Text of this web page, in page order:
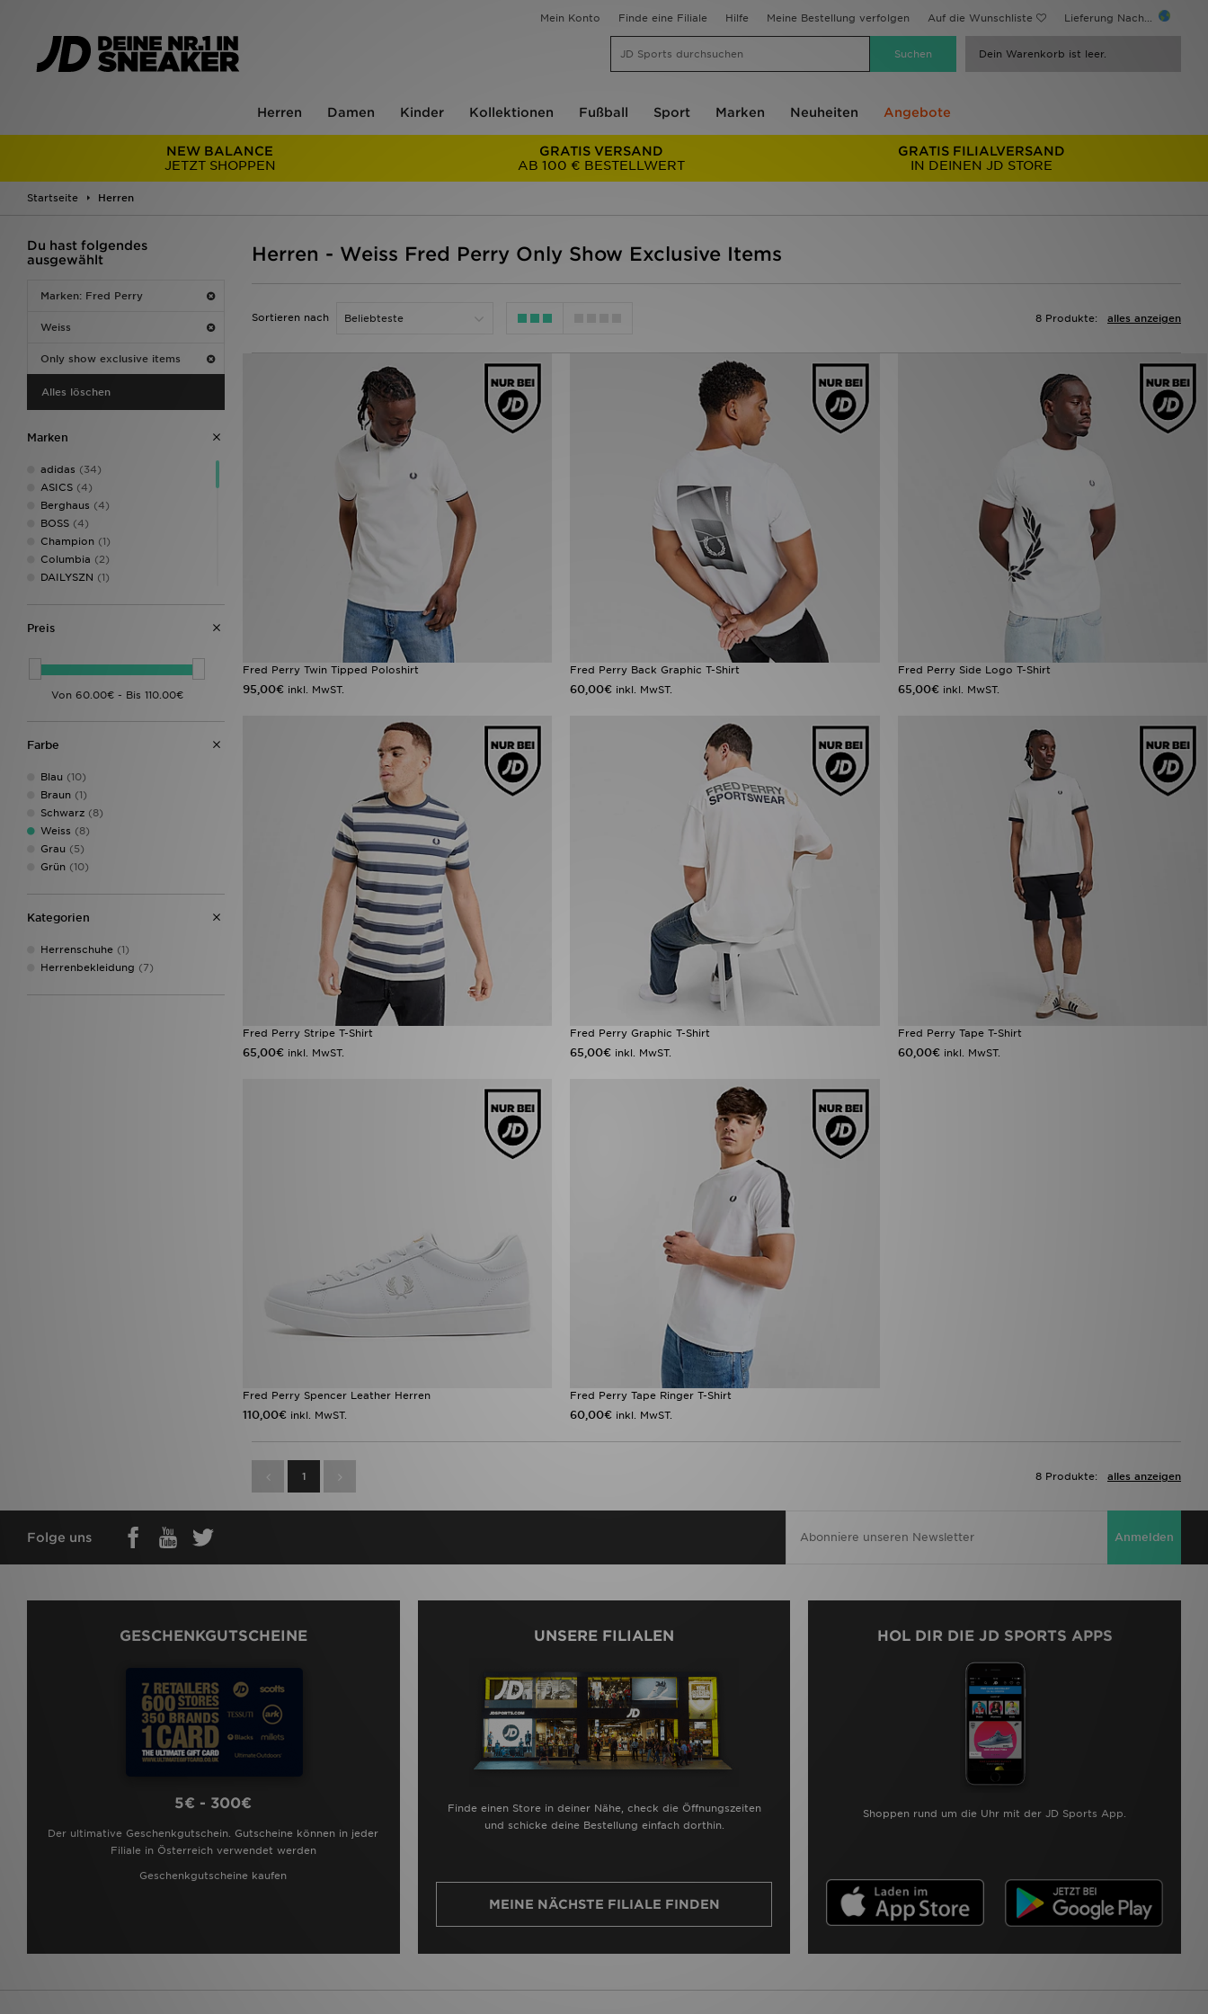
Mein Konto Finde eine Filiale Hilfe Meine Bestellung verfolgen Auf die Wunschliste Lieferung Nach...
Dein Warenkorb ist leer.
Herren Damen Kinder Kollektionen Fußball Sport Marken Neuheiten Angebote
NEW BALANCE
JETZT SHOPPEN
GRATIS VERSAND
AB 100 € BESTELLWERT
GRATIS FILIALVERSAND
IN DEINEN JD STORE
Startseite Herren
Du hast folgendes
ausgewählt
Marken: Fred Perry
Weiss
Only show exclusive items
Alles löschen
Marken
adidas (34)
ASICS (4)
Berghaus (4)
BOSS (4)
Champion (1)
Columbia (2)
DAILYSZN (1)
Fred Perry
Jordan(9)
Mallet LDN(1)
McKenzie
New Balance
New Era(3)
Nike(28)
On Running
PUMA(2)
Reebok(15)
Supply & Demand
The North Face (9)
Umbro(1)
Preis
Farbe
Blau (10)
Braun (1)
Schwarz (8)
Weiss (8)
Grau (5)
Grün (10)
Kategorien
Herrenschuhe (1)
Herrenbekleidung (7)
Herren - Weiss Fred Perry Only Show Exclusive Items
Sortieren nach alles anzeigen
8 Produkte:
Fred Perry Twin Tipped Poloshirt
95,00€ inkl. MwST.
Fred Perry Back Graphic T-Shirt
60,00€ inkl. MwST.
Fred Perry Side Logo T-Shirt
65,00€ inkl. MwST.
Fred Perry Stripe T-Shirt
65,00€ inkl. MwST.
Fred Perry Graphic T-Shirt
65,00€ inkl. MwST.
Fred Perry Tape T-Shirt
60,00€ inkl. MwST.
Fred Perry Spencer Leather Herren
110,00€ inkl. MwST.
Fred Perry Tape Ringer T-Shirt
60,00€ inkl. MwST.
1 alles anzeigen
8 Produkte:
Folge uns Anmelden
GESCHENKGUTSCHEINE
5€ - 300€
Der ultimative Geschenkgutschein. Gutscheine können in jeder
Filiale in Österreich verwendet werden
Geschenkgutscheine kaufen
UNSERE FILIALEN
Finde einen Store in deiner Nähe, check die Öffnungszeiten
und schicke deine Bestellung einfach dorthin.
MEINE NÄCHSTE FILIALE FINDEN
HOL DIR DIE JD SPORTS APPS
Shoppen rund um die Uhr mit der JD Sports App.